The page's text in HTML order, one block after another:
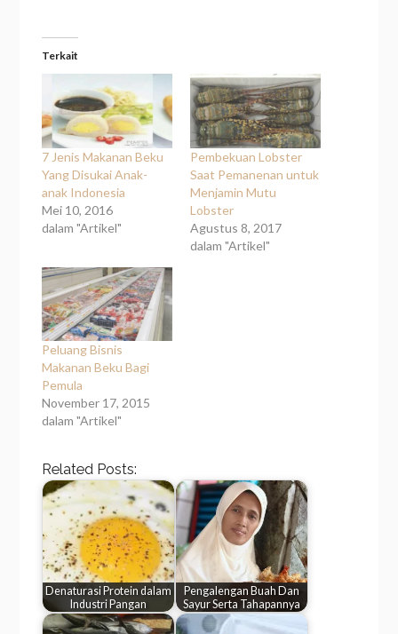
Terkait
7 Jenis Makanan Beku
Yang Disukai Anak-
anak Indonesia
Mei 10, 2016
dalam "Artikel"
Pembekuan Lobster
Saat Pemanenan untuk
Menjamin Mutu
Lobster
Agustus 8, 2017
dalam "Artikel"
Peluang Bisnis
Makanan Beku Bagi
Pemula
November 17, 2015
dalam "Artikel"
Related Posts:
Denaturasi Protein dalam
Industri Pangan
Pengalengan Buah Dan
Sayur Serta Tahapannya